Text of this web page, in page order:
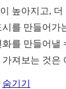
높아지고,
시를 만들어가
화를 만들어낼
가져보는 것은
숨기기